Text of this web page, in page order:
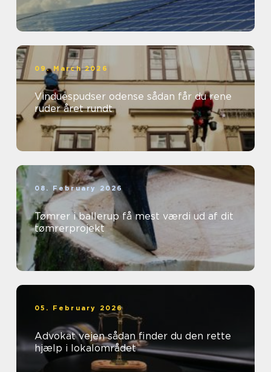
09. March 2026
Vinduespudser odense sådan får du rene
ruder året rundt
08. February 2026
Tømrer i ballerup få mest værdi ud af dit
tømrerprojekt
05. February 2026
Advokat vejen sådan finder du den rette
hjælp i lokalområdet